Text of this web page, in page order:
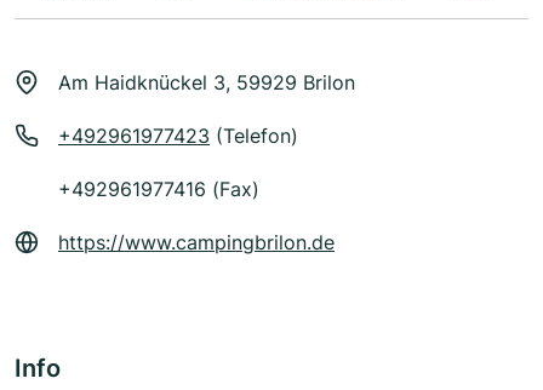
Am Haidknückel 3, 59929 Brilon
+492961977423 (Telefon)
+492961977416 (Fax)
https://www.campingbrilon.de
Info